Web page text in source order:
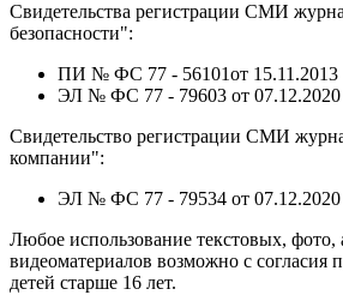
Свидетельства регистрации СМИ
безопасности":
ПИ № ФС 77 - 56101от 15.11.2013
ЭЛ № ФС 77 - 79603 от 07.12.2020
Свидетельство регистрации СМИ
компании":
ЭЛ № ФС 77 - 79534 от 07.12.2020
Любое использование текстовых, фото,
видеоматериалов возможно с согласия
детей старше 16 лет.